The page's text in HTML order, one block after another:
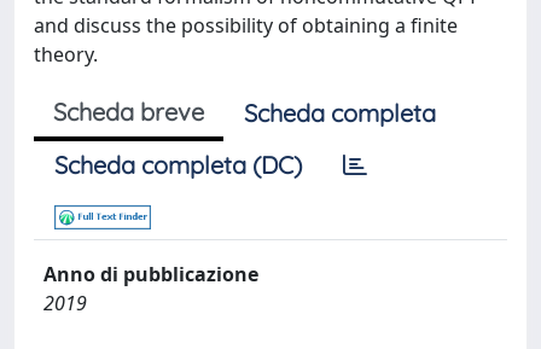
and discuss the possibility of obtaining a finite
theory.
Scheda breve
Scheda completa
Scheda completa (DC)
Anno di pubblicazione
2019